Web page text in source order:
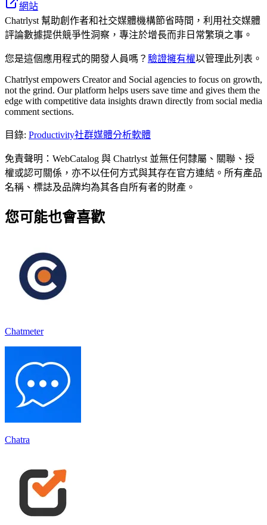
網站
Chatrlyst 幫助創作者和社交媒體機構節省時間，利用社交媒體
評論數據提供競爭性洞察，專注於增長而非日常繁瑣之事。
您是這個應用程式的開發人員嗎？ 驗證擁有權以管理此列表。
Chatrlyst empowers Creator and Social agencies to focus on growth,
not the grind. Our platform helps users save time and gives them the
edge with competitive data insights drawn directly from social media
comment sections.
目錄: Productivity社群媒體分析軟體
免責聲明：WebCatalog 與 Chatrlyst 並無任何隸屬、關聯、授
權或認可關係，亦不以任何方式與其存在官方連結。所有產品
名稱、標誌及品牌均為其各自所有者的財產。
您可能也會喜歡
Chatmeter
Chatra